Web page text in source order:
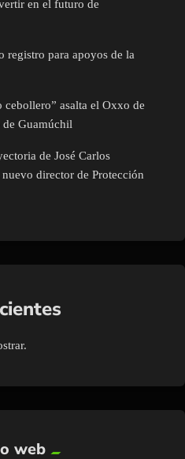
en el futuro de
registro para apoyos de la
asalta el Oxxo de
Guamúchil
de José Carlos
director de Protección
web